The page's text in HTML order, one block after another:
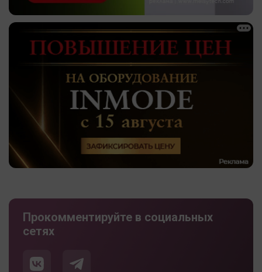
Прокомментируйте в социальных
сетях